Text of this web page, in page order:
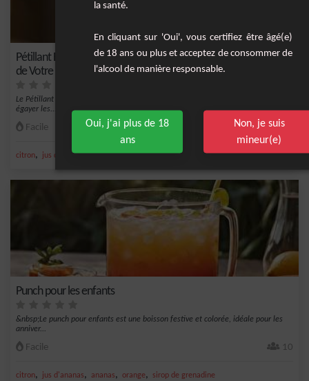
Pétillant Exotique à la Grenadine : La Recette Idéale pour la Fête
de Votre Enfant !
Le Pétillant Exotique à la Grenadine est une boisson sans alcool conçue pour
égayer les...
Facile
citron, jus d'ananas,ananas,orange,sirop de grenadine
Punch pour les enfants
&nbsp;Le punch pour enfants est une boisson festive et colorée, idéale pour les
anniver...
Facile 10
citron, jus d'ananas, ananas, orange, sirop de grenadine
la santé.
En cliquant sur 'Oui', vous certifiez être âgé(e)
de 18 ans ou plus et acceptez de consommer de
l'alcool de manière responsable.
Oui, j'ai plus de 18
ans
Non, je suis
mineur(e)